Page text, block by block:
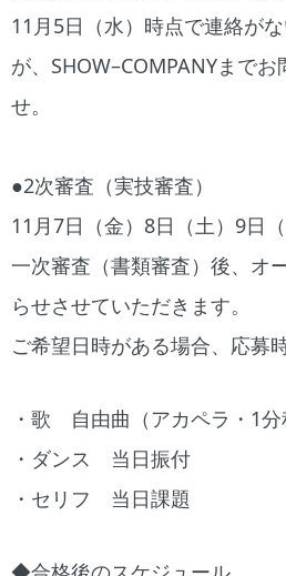
11月5日（水）時点で連絡が
が、SHOW–COMPANYまで
せ。
●2次審査（実技審査）
11月7日（金）8日（土）9日（
一次審査（書類審査）後、オ
らせさせていただきます。
ご希望日時がある場合、応募
・歌 自由曲（アカペラ・1分
・ダンス 当日振付
・セリフ 当日課題